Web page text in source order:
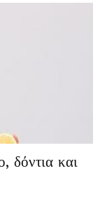
δόντια και